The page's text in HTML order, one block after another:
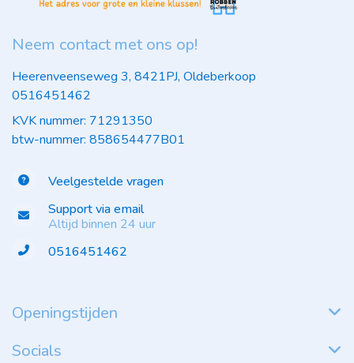
Neem contact met ons op!
Heerenveenseweg 3, 8421PJ, Oldeberkoop
0516451462
KVK nummer: 71291350
btw-nummer: 858654477B01
Veelgestelde vragen
Support via email
Altijd binnen 24 uur
0516451462
Openingstijden
Socials